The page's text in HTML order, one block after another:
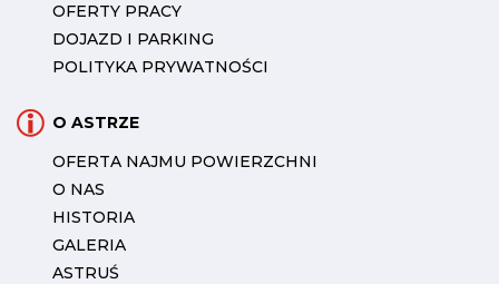
OFERTY PRACY
DOJAZD I PARKING
POLITYKA PRYWATNOŚCI
O ASTRZE
OFERTA NAJMU POWIERZCHNI
O NAS
HISTORIA
GALERIA
ASTRUŚ